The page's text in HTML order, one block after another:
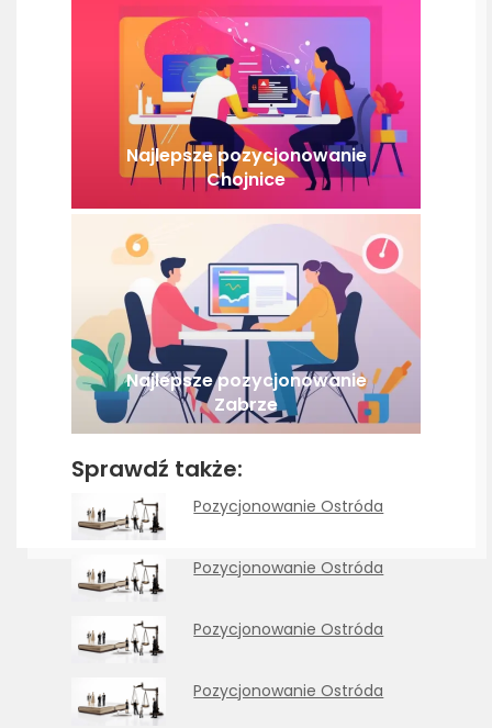
Najlepsze pozycjonowanie
Chojnice
Najlepsze pozycjonowanie
Zabrze
Sprawdź także:
Pozycjonowanie Ostróda
Pozycjonowanie Ostróda
Pozycjonowanie Ostróda
Pozycjonowanie Ostróda